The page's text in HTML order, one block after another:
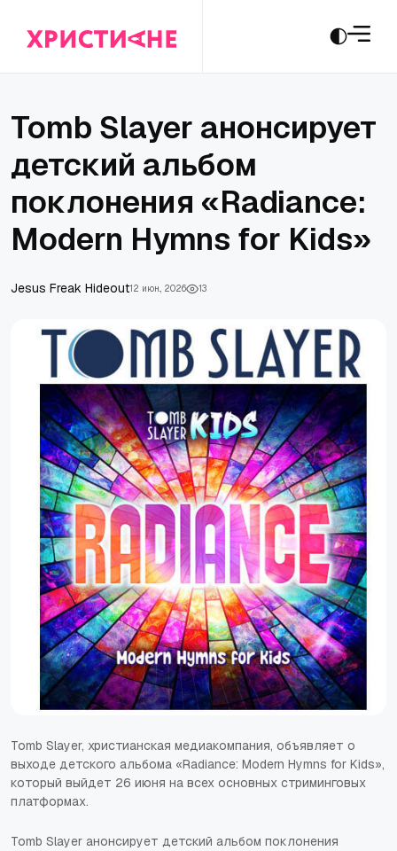
Tomb Slayer анонсирует
детский альбом
поклонения «Radiance:
Modern Hymns for Kids»
Jesus Freak Hideout12 июн., 2026 13
Tomb Slayer, христианская медиакомпания, объявляет о
выходе детского альбома «Radiance: Modern Hymns for Kids»,
который выйдет 26 июня на всех основных стриминговых
платформах.
Tomb Slayer анонсирует детский альбом поклонения